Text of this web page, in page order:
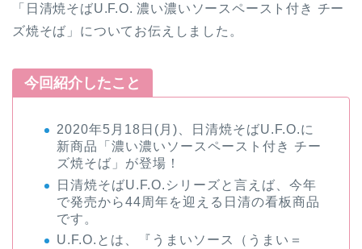
「日清焼そばU.F.O. 濃い濃いソースペースト付き チー
ズ焼そば」についてお伝えしました。
今回紹介したこと
2020年5月18日(月)、日清焼そばU.F.O.に
新商品「濃い濃いソースペースト付き チー
ズ焼そば」が登場！
日清焼そばU.F.O.シリーズと言えば、今年
で発売から44周年を迎える日清の看板商品
です。
U.F.O.とは、『うまいソース（うまい＝